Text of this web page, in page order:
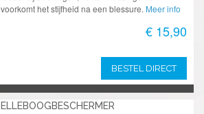
voorkomt het stijfheid na een blessure. Meer info
€ 15,90
BESTEL DIRECT
ELLEBOOGBESCHERMER